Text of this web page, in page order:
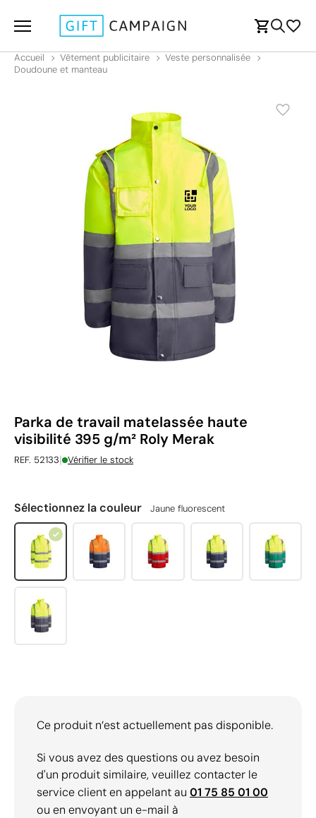
Accueil Vêtement publicitaire
Veste personnalisée
Doudoune et manteau
Parka de travail matelassée haute
visibilité 395 g/m² Roly Merak
REF. 52133| Vérifier le stock
Sélectionnez la couleur Jaune fluorescent
Ce produit n’est actuellement pas disponible.
Si vous avez des questions ou avez besoin
d'un produit similaire, veuillez contacter le
service client en appelant au 01 75 85 01 00
ou en envoyant un e-mail à